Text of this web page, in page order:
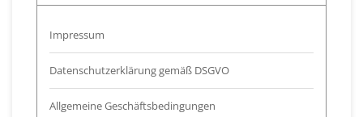
Impressum
Datenschutzerklärung gemäß DSGVO
Allgemeine Geschäftsbedingungen